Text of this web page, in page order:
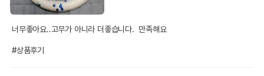
너무좋아요..고무가 아니라 더좋습니다.  만족해요
#상품후기